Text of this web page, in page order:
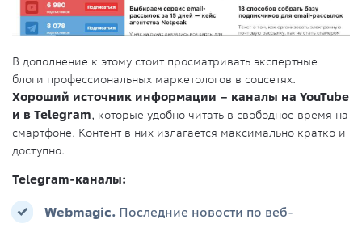
В дополнение к этому стоит просматривать экспертные
блоги профессиональных маркетологов в соцсетях.
Хороший источник информации – каналы на YouTube
и в Telegram, которые удобно читать в свободное время на
смартфоне. Контент в них излагается максимально кратко и
доступно.
Telegram-каналы:
Webmagic. Последние новости по веб-